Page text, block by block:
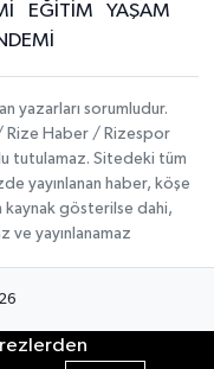
EĞİTİM
YAŞAM
yazarları sorumludur.
Rize Haber / Rizespor
tutulamaz. Sitedeki tüm
yayınlanan haber, köşe
kaynak gösterilse dahi,
ve yayınlanamaz